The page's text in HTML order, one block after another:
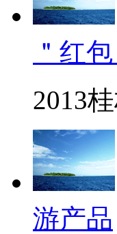
＂红包
2013
游产品